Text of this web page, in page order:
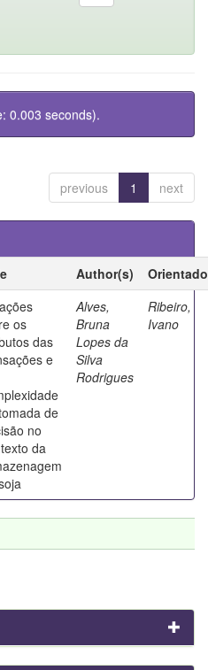
0.003 seconds).
previous 1 next
Author(s)
os
das
e
de
no
da
Alves,
Bruna
Lopes da
Silva
Rodrigues
Ribeiro,
Ivano